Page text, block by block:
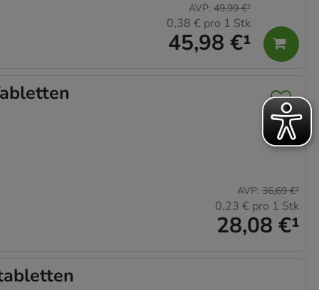
45,98 €¹
AVP: 49,99 €²
0,38 € pro 1 Stk
28,08 €¹
AVP: 36,69 €²
0,23 € pro 1 Stk